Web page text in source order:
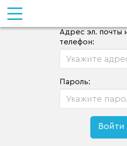
Адрес эл. почты
телефон:
Пароль: